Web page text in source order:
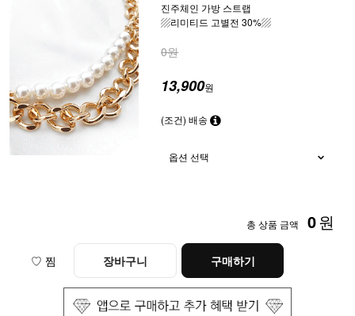
진주체인 가방 스트랩
▨리미티드 고별전 30%▨
0원
13,900원
(조건) 배송
총 상품 금액 0원
♡ 찜 장바구니 구매하기